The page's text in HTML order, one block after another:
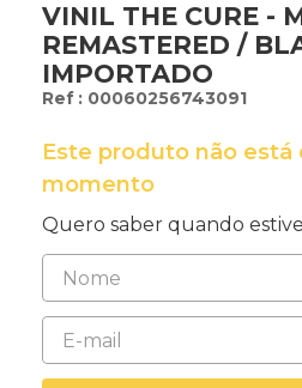
VINIL THE CURE -
REMASTERED /
IMPORTADO
: 00060256743091
Este produto não está
momento
Quero saber quando